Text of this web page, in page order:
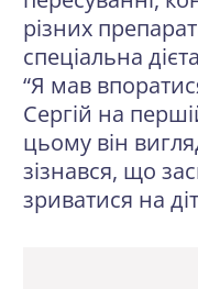
різних
спеціальна
“Я мав
Сергій на
цьому він
зізнався, що
зриватися на